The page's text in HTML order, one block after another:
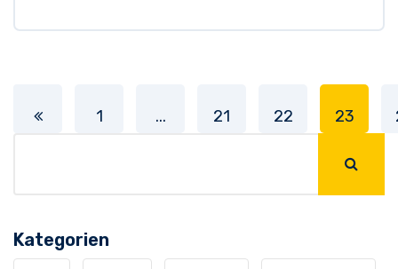
1 ... 21 22 23
Kategorien